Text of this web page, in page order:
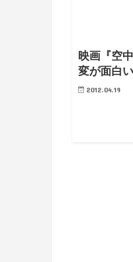
映画『空
変が面白い
2012.04.19